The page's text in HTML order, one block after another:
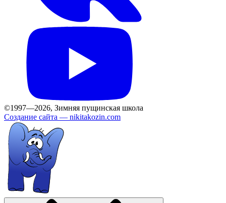
©1997—2026, Зимняя пущинская школа
Создание сайта — nikitakozin.com